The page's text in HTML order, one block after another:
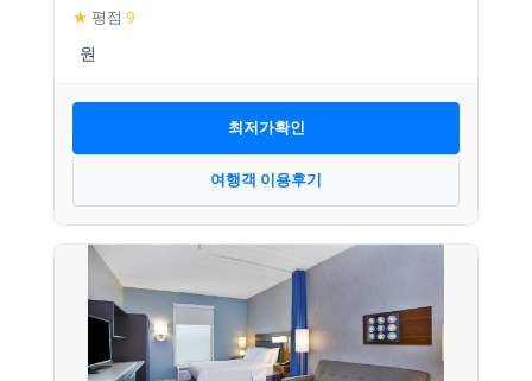
★ 평점 9
최저가확인
여행객 이용후기